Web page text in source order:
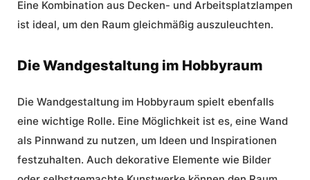
Eine Kombination aus Decken- und Arbeitsplatzlampen
ist ideal, um den Raum gleichmäßig auszuleuchten.
Die Wandgestaltung im Hobbyraum
Die Wandgestaltung im Hobbyraum spielt ebenfalls
eine wichtige Rolle. Eine Möglichkeit ist es, eine Wand
als Pinnwand zu nutzen, um Ideen und Inspirationen
festzuhalten. Auch dekorative Elemente wie Bilder